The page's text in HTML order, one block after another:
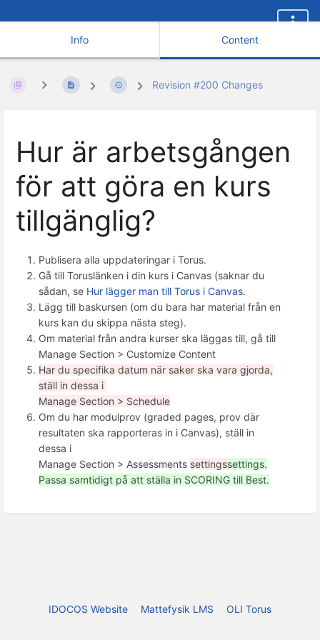
Info Content
Revision #200 Changes
Hur är arbetsgången
för att göra en kurs
tillgänglig?
Publisera alla uppdateringar i Torus.
Gå till Toruslänken i din kurs i Canvas (saknar du
sådan, se Hur lägger man till Torus i Canvas.
Lägg till baskursen (om du bara har material från en
kurs kan du skippa nästa steg).
Om material från andra kurser ska läggas till, gå till
Manage Section > Customize Content
Har du specifika datum när saker ska vara gjorda,
ställ in dessa i
Manage Section > Schedule
Om du har modulprov (graded pages, prov där
resultaten ska rapporteras in i Canvas), ställ in
dessa i
Manage Section > Assessments settingssettings.
Passa samtidigt på att ställa in SCORING till Best.
IDOCOS Website Mattefysik LMS OLI Torus